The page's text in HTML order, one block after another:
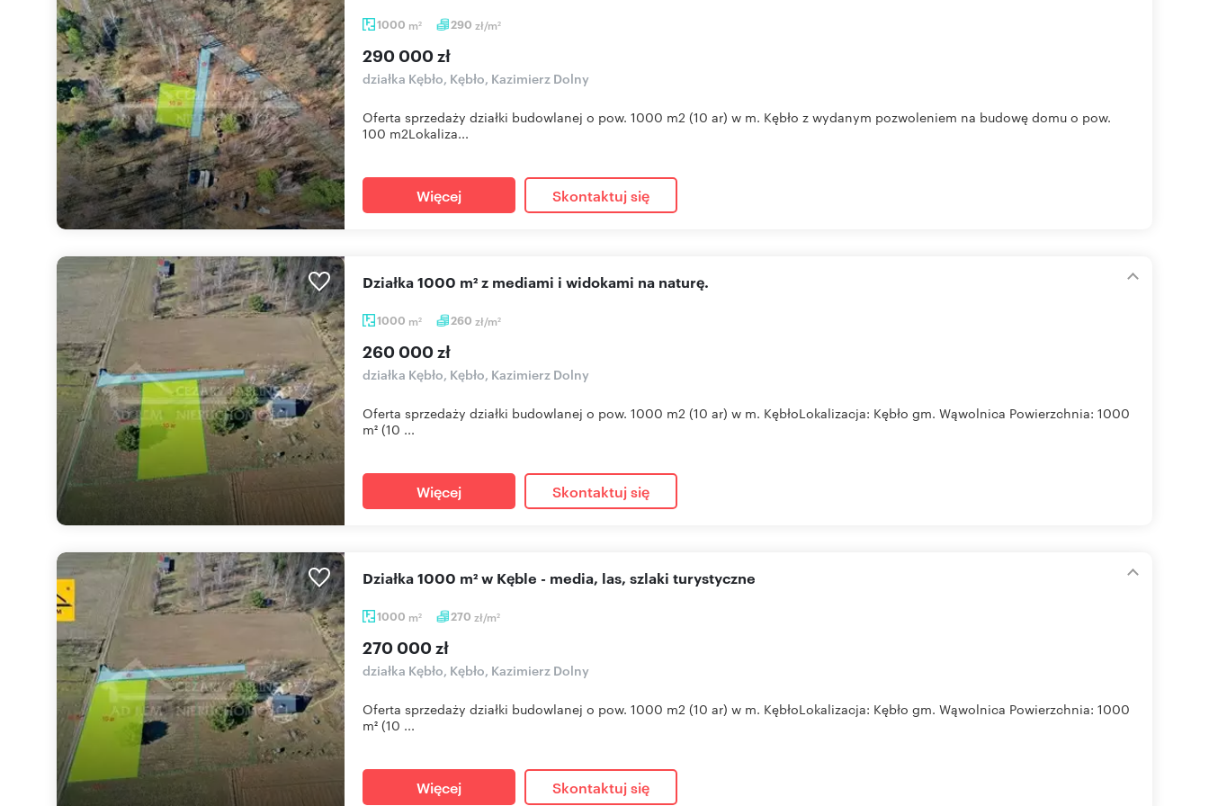
1000 m2 290 zł/m2
290 000 zł
działka Kębło, Kębło, Kazimierz Dolny
Oferta sprzedaży działki budowlanej o pow. 1000 m2 (10 ar) w m. Kębło z wydanym pozwoleniem na budowę domu o pow.
100 m2Lokaliza...
Więcej Skontaktuj się
1000 m2 260 zł/m2
Działka 1000 m² z mediami i widokami na naturę.
260 000 zł
działka Kębło, Kębło, Kazimierz Dolny
Oferta sprzedaży działki budowlanej o pow. 1000 m2 (10 ar) w m. KębłoLokalizacja: Kębło gm. Wąwolnica Powierzchnia: 1000
m² (10 ...
Więcej Skontaktuj się
1000 m2 270 zł/m2
Działka 1000 m² w Kęble - media, las, szlaki turystyczne
270 000 zł
działka Kębło, Kębło, Kazimierz Dolny
Oferta sprzedaży działki budowlanej o pow. 1000 m2 (10 ar) w m. KębłoLokalizacja: Kębło gm. Wąwolnica Powierzchnia: 1000
m² (10 ...
Więcej Skontaktuj się